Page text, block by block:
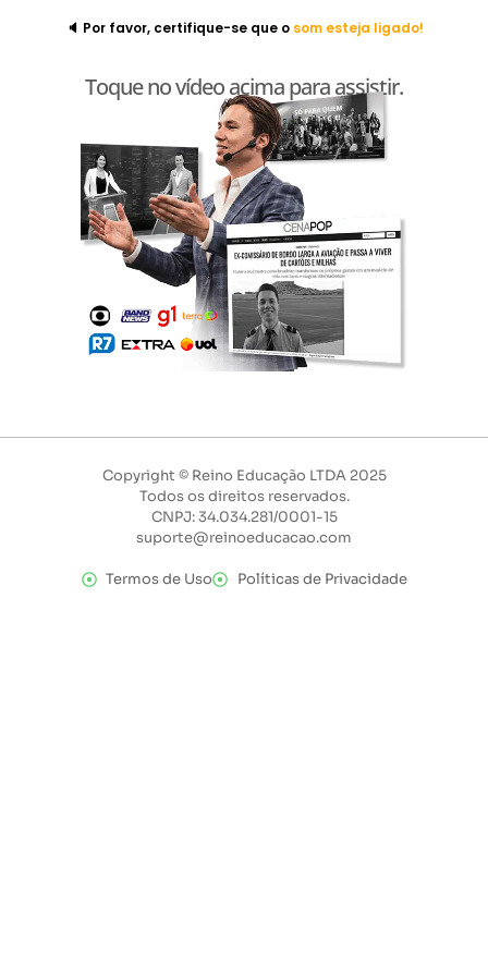
🔈 Por favor, certifique-se que o som esteja ligado!
Toque no vídeo acima para assistir.
Copyright © Reino Educação LTDA 2025
Todos os direitos reservados.
CNPJ: 34.034.281/0001-15
suporte@reinoeducacao.com
Termos de Uso Políticas de Privacidade